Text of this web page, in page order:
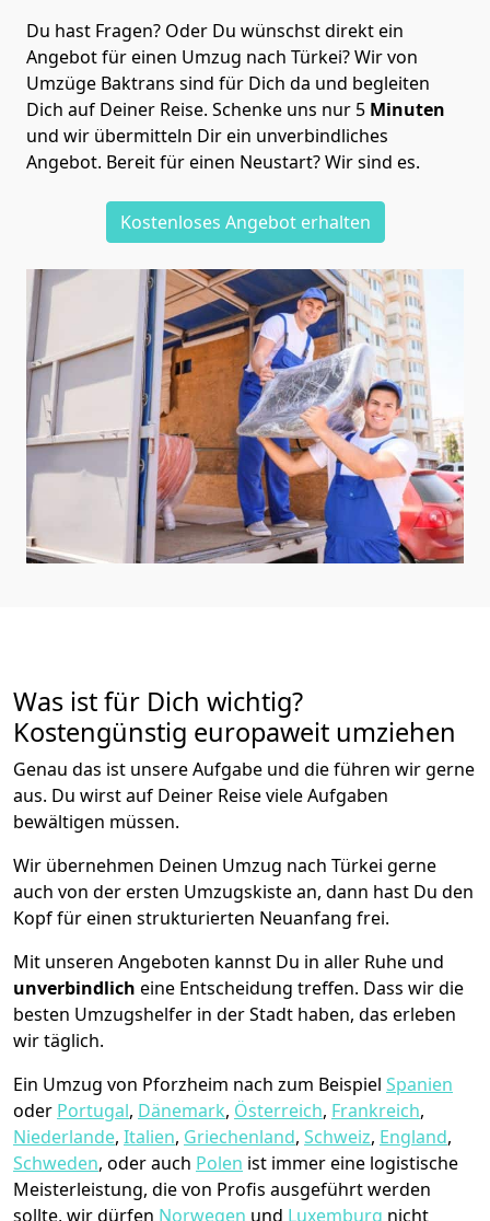
Du hast Fragen? Oder Du wünschst direkt ein
Angebot für einen Umzug nach Türkei? Wir von
Umzüge Baktrans sind für Dich da und begleiten
Dich auf Deiner Reise. Schenke uns nur 5 Minuten
und wir übermitteln Dir ein unverbindliches
Angebot. Bereit für einen Neustart? Wir sind es.
Kostenloses Angebot erhalten
Was ist für Dich wichtig?
Kostengünstig europaweit umziehen
Genau das ist unsere Aufgabe und die führen wir gerne
aus. Du wirst auf Deiner Reise viele Aufgaben
bewältigen müssen.
Wir übernehmen Deinen Umzug nach Türkei gerne
auch von der ersten Umzugskiste an, dann hast Du den
Kopf für einen strukturierten Neuanfang frei.
Mit unseren Angeboten kannst Du in aller Ruhe und
unverbindlich eine Entscheidung treffen. Dass wir die
besten Umzugshelfer in der Stadt haben, das erleben
wir täglich.
Ein Umzug von Pforzheim nach zum Beispiel Spanien
oder Portugal, Dänemark, Österreich, Frankreich,
Niederlande, Italien, Griechenland, Schweiz, England,
Schweden, oder auch Polen ist immer eine logistische
Meisterleistung, die von Profis ausgeführt werden
sollte, wir dürfen Norwegen und Luxemburg nicht